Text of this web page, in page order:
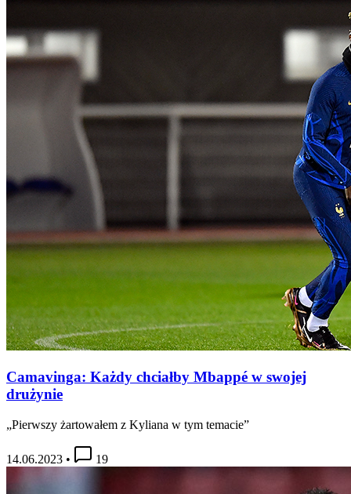
Camavinga: Każdy chciałby Mbappé w swojej
drużynie
„Pierwszy żartowałem z Kyliana w tym temacie”
14.06.2023 • 19